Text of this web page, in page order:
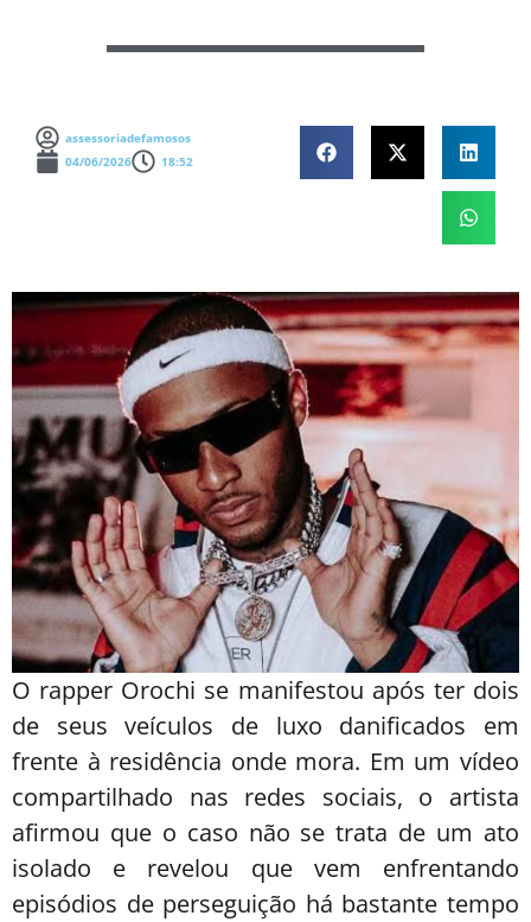
assessoriadefamosos
04/06/2026
18:52
O rapper Orochi se manifestou após ter dois
de seus veículos de luxo danificados em
frente à residência onde mora. Em um vídeo
compartilhado nas redes sociais, o artista
afirmou que o caso não se trata de um ato
isolado e revelou que vem enfrentando
episódios de perseguição há bastante tempo